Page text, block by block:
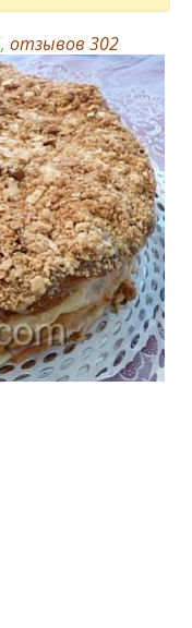
отзывов 302